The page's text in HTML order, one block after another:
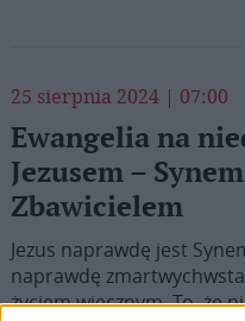
25 sierpnia 2024 | 07:00
Ewangelia na
Jezusem –
Zbawicielem
Jezus naprawdę jest
naprawdę
życiem wiecznym. To, że